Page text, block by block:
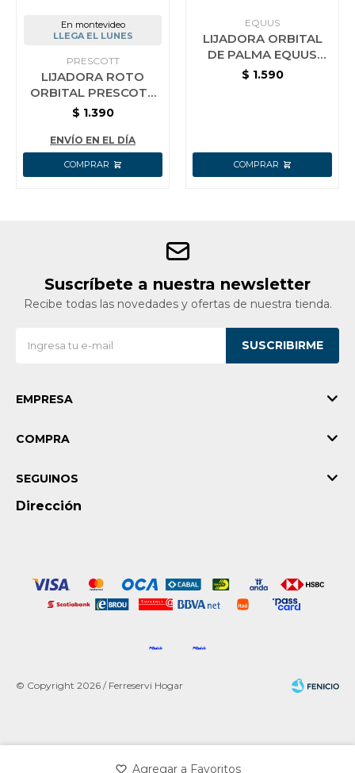
En montevideo
LLEGA EL LUNES
PRESCOTT
LIJADORA ROTO
ORBITAL PRESCOTT
350W 125MM
$ 1.390
ENVÍO EN EL DÍA
EQUUS
LIJADORA ORBITAL
DE PALMA EQUUS
200W
$ 1.590
Suscríbete a nuestra newsletter
Recibe todas las novedades y ofertas de nuestra tienda.
SUSCRIBIRME
EMPRESA
COMPRA
Dirección
SEGUINOS
© Copyright 2026 / Ferreservi Hogar